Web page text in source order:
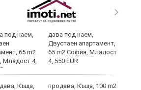
дава под наем,
Двустаен апартамент,
65 m2 София, Младост
4, 550 EUR
продава, Къща, 100 m2